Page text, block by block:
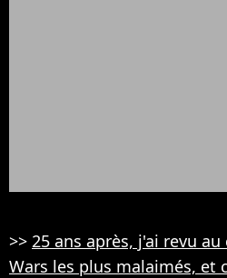
>> 25 ans après, j'ai revu
Wars les plus malaimés, et